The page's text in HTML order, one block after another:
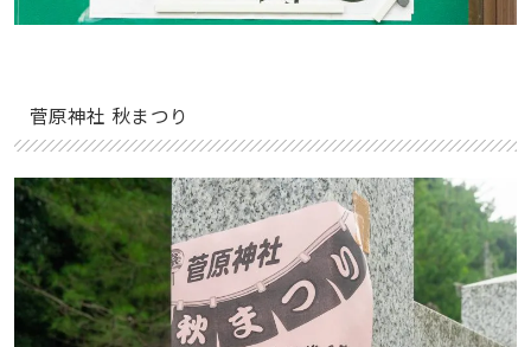
菅原神社 秋まつり